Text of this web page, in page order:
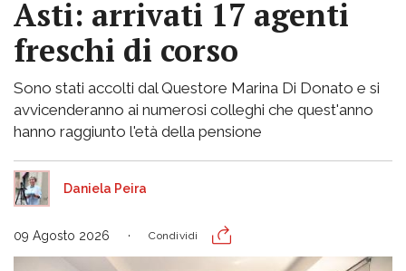
Asti: arrivati 17 agenti
freschi di corso
Sono stati accolti dal Questore Marina Di Donato e si
avvicenderanno ai numerosi colleghi che quest'anno
hanno raggiunto l'età della pensione
Daniela Peira
09 Agosto 2026 Condividi